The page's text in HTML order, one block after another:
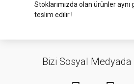
Stoklarımızda olan ürünler aynı
teslim edilir !
Bizi Sosyal Medyada